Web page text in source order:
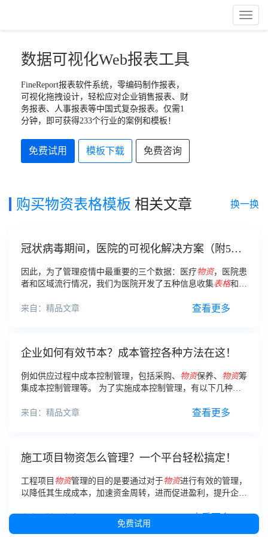
Toggle
免费试用
数据可视化Web报表工具
FineReport报表软件系统，零编码制作报表，
可视化拖拽设计，轻松应对企业销售报表、财
务报表、人事报表等中国式复杂报表。仅需1
分钟，即可获得233个行业的案例和模板！
免费试用 模板下载 免费咨询
购买物资表格模板 相关文章 换一换
冠状病毒期间，医院的可视化解决方案（附5个
仪表盘模板）
因此，为了管理疫情中最重要的三个数据：医疗物资，医院患
者和区域流行情况，我们为医院开发了五种信息收集表格和四
来自：精品文章
查看更多
企业如何有效节本？成本管控各种方法在这！
例如供应过程中成本控制管理，包括采购、 物资保养、 物资筹
集成本控制管理等。 为了实施成本控制管理，有以下几种方
来自：精品文章
查看更多
施工项目物资怎么管理？一个平台轻松搞定！
工程项目 物资管理的目的是要通过对于物资进行有效的管理，
以降低其生成成本，加速资金周转，进而促进盈利，提升企业